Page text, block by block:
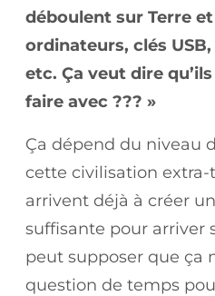
déboulent sur Terre
ordinateurs, clés
etc. Ça veut dire
faire avec ??? »
Ça dépend du niveau
cette civilisation extra-
arrivent déjà à créer
suffisante pour arriver
peut supposer que ça
question de temps